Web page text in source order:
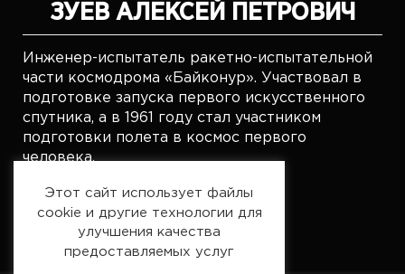
ЗУЕВ АЛЕКСЕЙ ПЕТРОВИЧ
Инженер-испытатель ракетно-испытательной
части космодрома «Байконур». Участвовал в
подготовке запуска первого искусственного
спутника, а в 1961 году стал участником
подготовки полета в космос первого
человека.
Подробнее
Этот сайт использует файлы
cookie и другие технологии для
улучшения качества
предоставляемых услуг